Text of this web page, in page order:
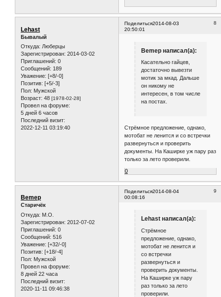
Поделиться 8
2014-08-03
20:50:01
Lehast
Бывалый
Откуда: Люберцы
Зарегистрирован: 2014-03-02
Приглашений: 0
Сообщений: 189
Уважение: [+8/-0]
Позитив: [+5/-3]
Пол: Мужской
Возраст: 48 [1978-02-28]
Провел на форуме:
5 дней 6 часов
Последний визит:
2022-12-11 03:19:40
Bemep написал(а):
Касательно гайцев,
достаточно вывезти
мотик за мкад. Дальше
он никому не
интересен, в том числе
на постах.
Стрёмное предложение, однако,
мотобат не ленится и со встречки
развернуться и проверить
документы. На Каширке уж пару раз
только за лето проверили.
0
Поделиться 9
2014-08-04
00:08:16
Bemep
Старичёк
Откуда: М.О.
Зарегистрирован: 2012-07-02
Приглашений: 0
Сообщений: 516
Уважение: [+32/-0]
Позитив: [+18/-4]
Пол: Мужской
Провел на форуме:
8 дней 22 часа
Последний визит:
2020-11-11 09:46:38
Lehast написал(а):
Стрёмное
предложение, однако,
мотобат не ленится и
со встречки
развернуться и
проверить документы.
На Каширке уж пару
раз только за лето
проверили.